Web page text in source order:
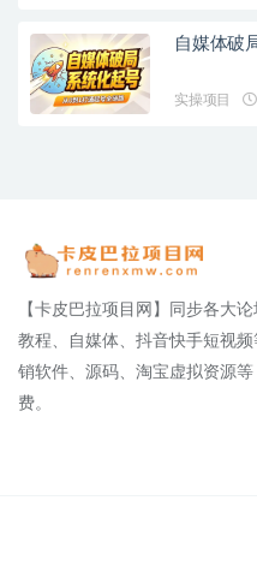
自媒体破
实操项目
【卡皮巴拉项目网】同步各大
教程、自媒体、抖音快手短视
销软件、源码、淘宝虚拟资源
费。